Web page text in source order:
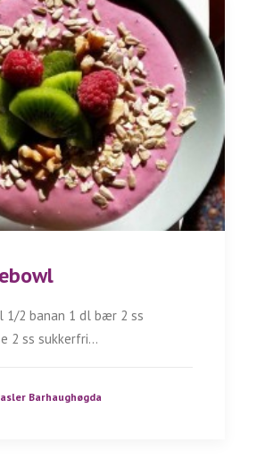
1/2 banan 1 dl bær 2 ss
2 ss sukkerfri…
Barhaughøgda